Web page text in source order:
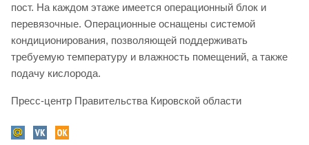
пост. На каждом этаже имеется операционный блок и
перевязочные. Операционные оснащены системой
кондиционирования, позволяющей поддерживать
требуемую температуру и влажность помещений, а также
подачу кислорода.
Пресс-центр Правительства Кировской области